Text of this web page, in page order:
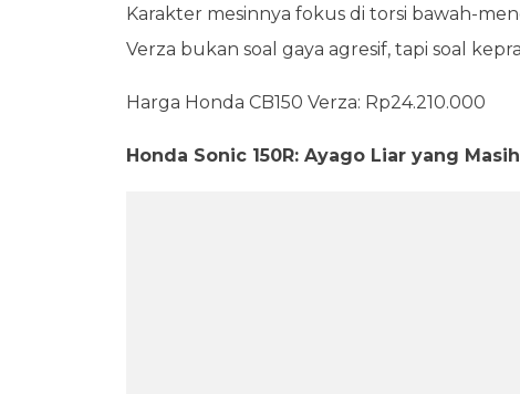
Karakter mesinnya fokus di torsi bawah-
Verza bukan soal gaya agresif, tapi soal
Harga Honda CB150 Verza: Rp24.210.000
Honda Sonic 150R: Ayago Liar yang